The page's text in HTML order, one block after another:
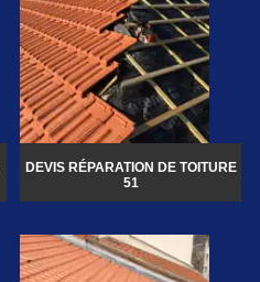
DEVIS RÉPARATION DE TOITURE
51